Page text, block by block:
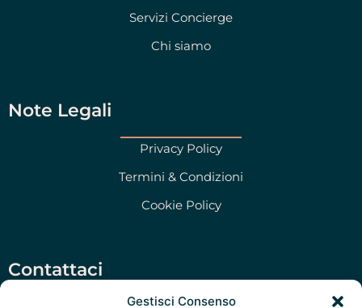
Gestisci Consenso
Servizi Concierge
Chi siamo
Note Legali
Privacy Policy
Termini & Condizioni
Cookie Policy
Contattaci